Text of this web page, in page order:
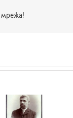
мрежа!
160 години от